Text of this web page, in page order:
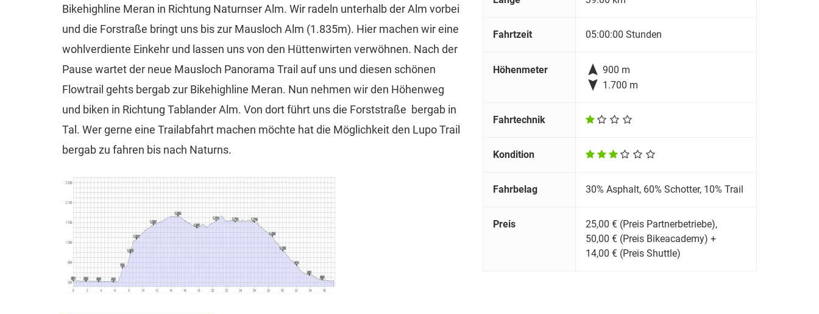
Fahrtzeit 05:00:00 Stunden
Höhenmeter  900 m
 1.700 m
Fahrtechnik
Kondition
Fahrbelag 30% Asphalt, 60% Schotter, 10% Trail
Preis
25,00 € (Preis Partnerbetriebe),
50,00 € (Preis Bikeacademy) +
14,00 € (Preis Shuttle)
Bikehighline Meran in Richtung Naturnser Alm. Wir radeln unterhalb der Alm vorbei
und die Forstraße bringt uns bis zur Mausloch Alm (1.835m). Hier machen wir eine
wohlverdiente Einkehr und lassen uns von den Hüttenwirten verwöhnen. Nach der
Pause wartet der neue Mausloch Panorama Trail auf uns und diesen schönen
Flowtrail gehts bergab zur Bikehighline Meran. Nun nehmen wir den Höhenweg
und biken in Richtung Tablander Alm. Von dort führt uns die Forststraße bergab in
Tal. Wer gerne eine Trailabfahrt machen möchte hat die Möglichkeit den Lupo Trail
bergab zu fahren bis nach Naturns.